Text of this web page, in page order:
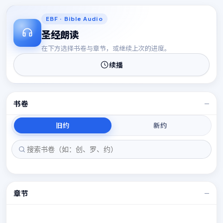
EBF · Bible Audio
圣经朗读
在下方选择书卷与章节，或继续上次的进度。
续播
书卷 —
旧约 新约
章节 —